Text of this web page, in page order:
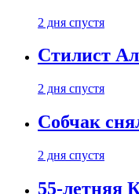
2 дня спустя
Стилист
2 дня спустя
Собчак
2 дня спустя
55-летняя